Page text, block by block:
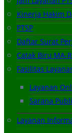
Kinerja Hakim
PTSP
Daftar Surat
Catak Biru MA-
Fasilitas
Layanan
Sarana
Layanan